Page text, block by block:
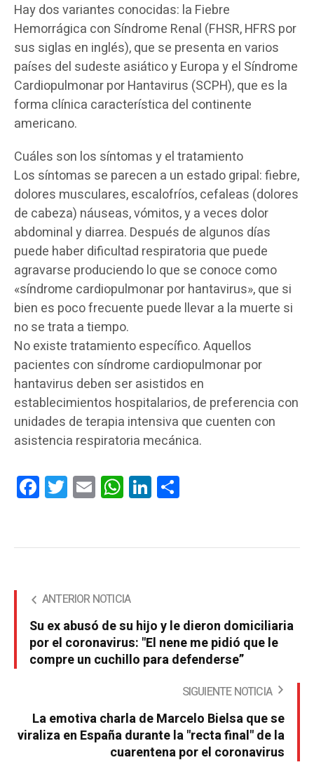
Hay dos variantes conocidas: la Fiebre
Hemorrágica con Síndrome Renal (FHSR, HFRS por
sus siglas en inglés), que se presenta en varios
países del sudeste asiático y Europa y el Síndrome
Cardiopulmonar por Hantavirus (SCPH), que es la
forma clínica característica del continente
americano.
Cuáles son los síntomas y el tratamiento
Los síntomas se parecen a un estado gripal: fiebre,
dolores musculares, escalofríos, cefaleas (dolores
de cabeza) náuseas, vómitos, y a veces dolor
abdominal y diarrea. Después de algunos días
puede haber dificultad respiratoria que puede
agravarse produciendo lo que se conoce como
«síndrome cardiopulmonar por hantavirus», que si
bien es poco frecuente puede llevar a la muerte si
no se trata a tiempo.
No existe tratamiento específico. Aquellos
pacientes con síndrome cardiopulmonar por
hantavirus deben ser asistidos en
establecimientos hospitalarios, de preferencia con
unidades de terapia intensiva que cuenten con
asistencia respiratoria mecánica.
FacebookTwitterEmail WhatsAppLinkedIn
ANTERIOR NOTICIA
Su ex abusó de su hijo y le dieron domiciliaria
por el coronavirus: "El nene me pidió que le
compre un cuchillo para defenderse”
SIGUIENTE NOTICIA
La emotiva charla de Marcelo Bielsa que se
viraliza en España durante la "recta final" de la
cuarentena por el coronavirus